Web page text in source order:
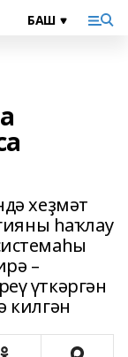
хеҙмәт
һаҡлау
–
үткәргән
килгән